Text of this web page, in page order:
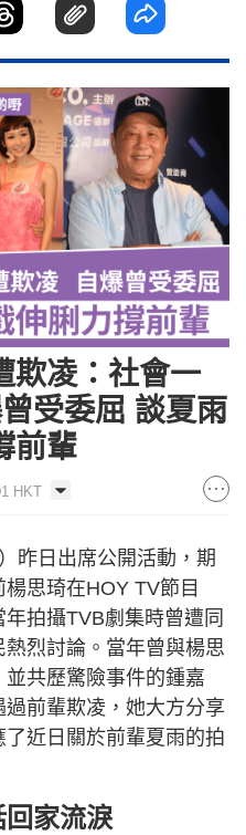
欺凌：社會一
受委屈 談夏雨
前輩
HKT
昨日出席公開活動，期
思琦在HOY TV節目
年拍攝TVB劇集時曾遭同
烈討論。當年曾與楊思
共歷驚險事件的鍾嘉
前輩欺凌，她大方分享
了近日關於前輩夏雨的拍
家流淚